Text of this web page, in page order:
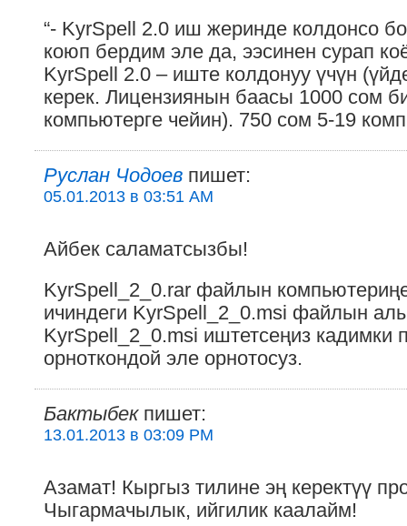
“- KyrSpell 2.0 иш жеринде колдонсо
коюп бердим эле да, ээсинен сурап
KyrSpell 2.0 – иште колдонуу үчүн
керек. Лицензиянын баасы 1000 сом
компьютерге чейин). 750 сом 5-19
Руслан Чодоев пишет:
05.01.2013 в 03:51 AM
Айбек саламатсызбы!
KyrSpell_2_0.rar файлын
ичиндеги KyrSpell_2_0.msi файлын
KyrSpell_2_0.msi иштетсеңиз кадимки
орноткондой эле орнотосуз.
Бактыбекпишет:
13.01.2013 в 03:09 PM
Азамат! Кыргыз тилине эң керектүү
Чыгармачылык, ийгилик каалайм!